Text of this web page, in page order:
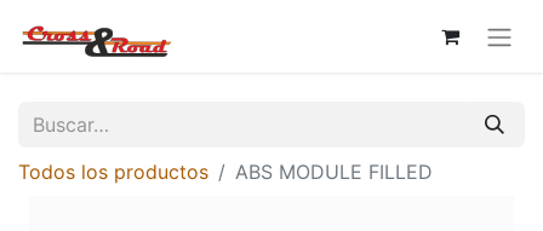
Todos los productos ABS MODULE FILLED